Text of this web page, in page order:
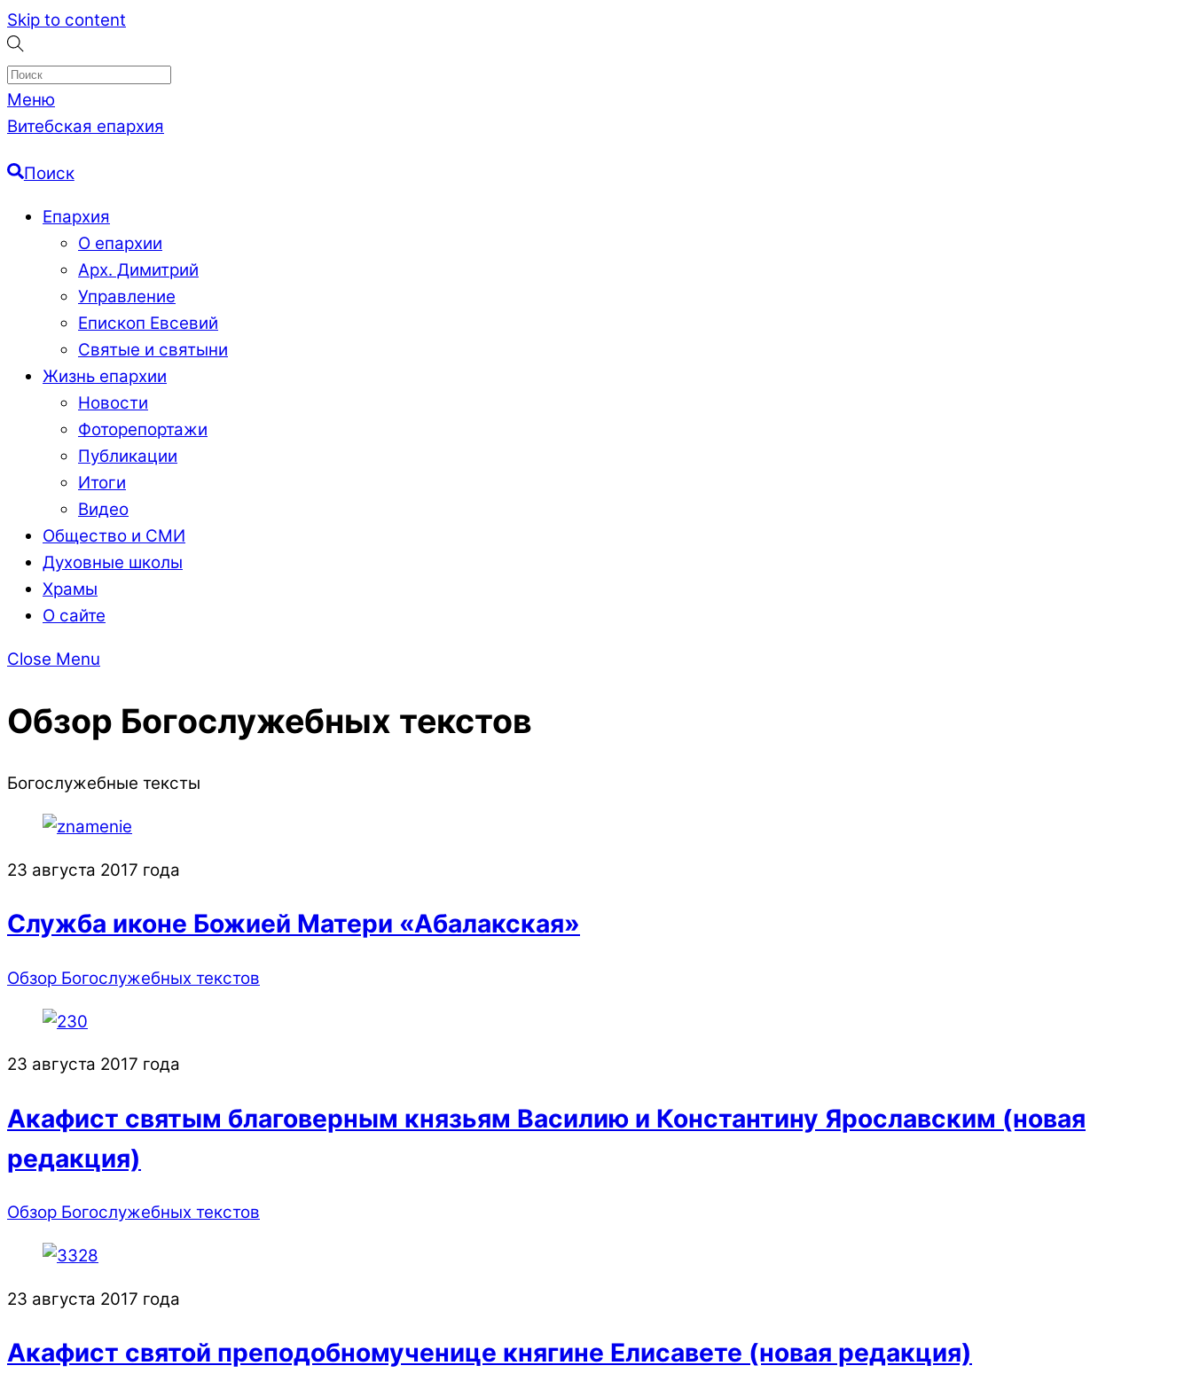
Skip to content
Меню
Витебская епархия
Поиск
Епархия
О епархии
Арх. Димитрий
Управление
Епископ Евсевий
Святые и святыни
Жизнь епархии
Новости
Фоторепортажи
Публикации
Итоги
Видео
Общество и СМИ
Духовные школы
Храмы
О сайте
Close Menu
Обзор Богослужебных текстов
Богослужебные тексты
23 августа 2017 года
Служба иконе Божией Матери «Абалакская»
Обзор Богослужебных текстов
23 августа 2017 года
Акафист святым благоверным князьям Василию и Константину Ярославским (новая
редакция)
Обзор Богослужебных текстов
23 августа 2017 года
Акафист святой преподобномученице княгине Елисавете (новая редакция)